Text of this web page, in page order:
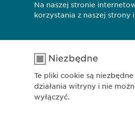
Na naszej stronie
korzystania z naszej strony
Niezbędne
Te pliki cookie są
działania witryny i nie
wyłączyć.